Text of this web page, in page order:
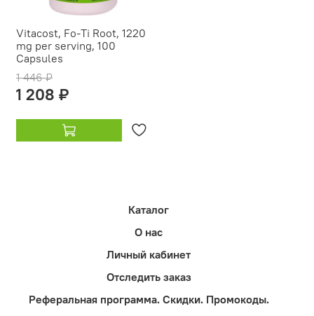
Vitacost, Fo-Ti Root, 1220
mg per serving, 100
Capsules
1 446 ₽
1 208 ₽
Каталог
О нас
Личный кабинет
Отследить заказ
Реферальная программа. Скидки. Промокоды.